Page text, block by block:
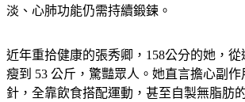
淡、心肺功能仍需持續鍛鍊。
近年重拾健康的張秀卿，158公分的她，從
瘦到 53 公斤，驚豔眾人。她直言擔心副
針，全靠飲食搭配運動，甚至自製無脂肪